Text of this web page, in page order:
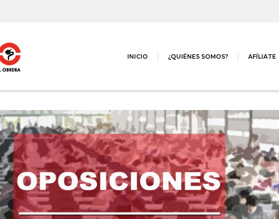
INICIO ¿QUIÉNES SOMOS? AFÍLIATE